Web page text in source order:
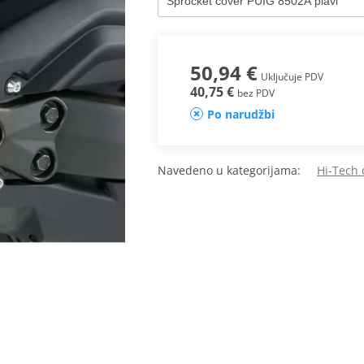
50,94 € Uključuje PDV
40,75 € bez PDV
Po narudžbi
Navedeno u kategorijama: Hi-Tech